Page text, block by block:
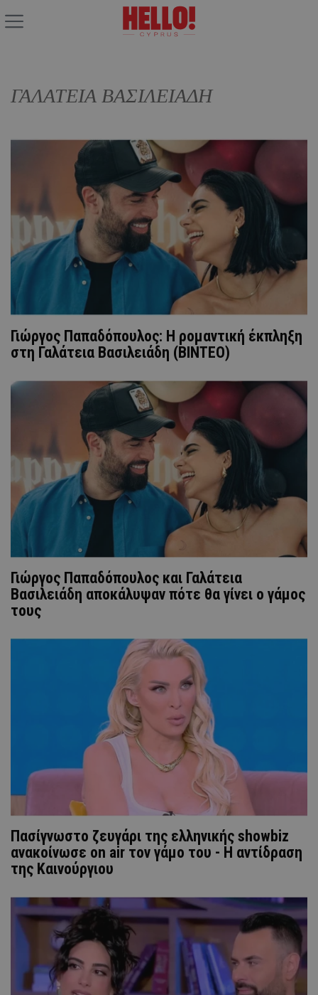
ΓΑΛΑΤΕΙΑ ΒΑΣΙΛΕΙΑΔΗ
Γιώργος Παπαδόπουλος: Η ρομαντική έκπληξη
στη Γαλάτεια Βασιλειάδη (ΒΙΝΤΕΟ)
Γιώργος Παπαδόπουλος και Γαλάτεια
Βασιλειάδη αποκάλυψαν πότε θα γίνει ο γάμος
τους
Πασίγνωστο ζευγάρι της ελληνικής showbiz
ανακοίνωσε on air τον γάμο του - Η αντίδραση
της Καινούργιου